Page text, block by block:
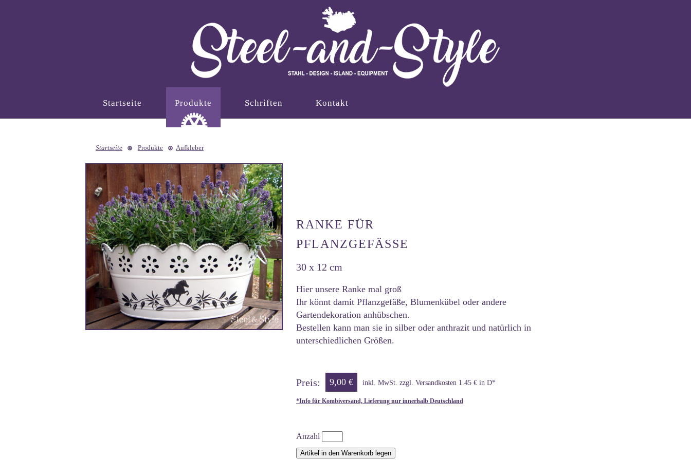
Startseite Produkte Schriften Kontakt
Startseite Produkte Aufkleber
RANKE FÜR
PFLANZGEFÄSSE
30 x 12 cm
Hier unsere Ranke mal groß
Ihr könnt damit Pflanzgefäße, Blumenkübel oder andere
Gartendekoration anhübschen.
Bestellen kann man sie in silber oder anthrazit und natürlich in
unterschiedlichen Größen.
Preis: 9,00 € inkl. MwSt. zzgl. Versandkosten 1.45 € in D*
*Info für Kombiversand, Lieferung nur innerhalb Deutschland
Anzahl